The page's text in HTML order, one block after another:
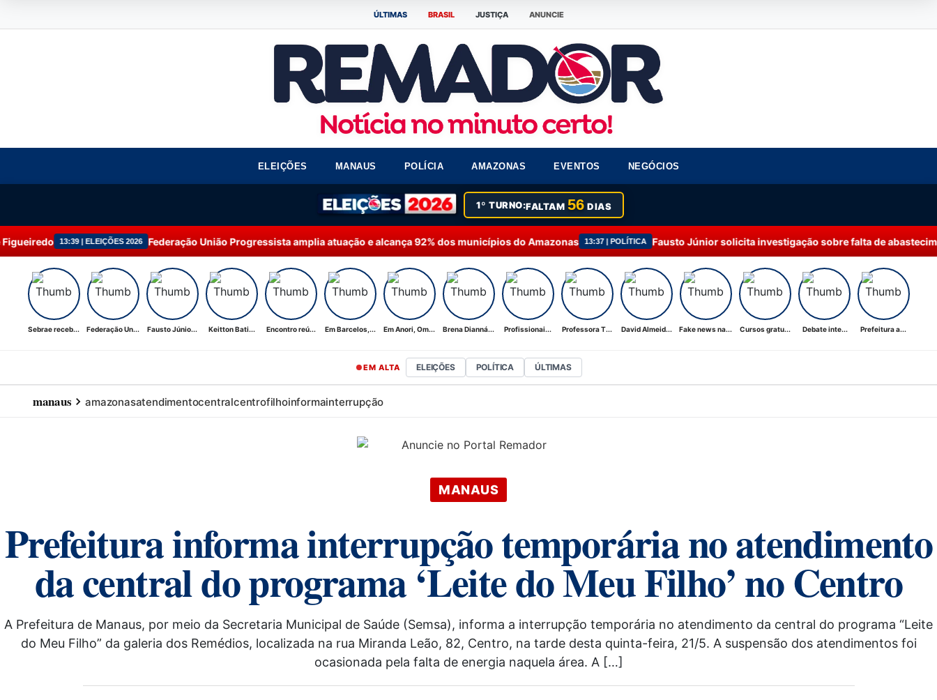
ÚLTIMAS BRASIL JUSTIÇA ANUNCIE
ELEIÇÕES MANAUS POLÍCIA AMAZONAS EVENTOS NEGÓCIOS
1º TURNO:FALTAM 56 DIAS
| ELEIÇÕES 2026 Federação União Progressista amplia atuação e alcança 92% dos municípios do Amazonas 13:37 | POLÍTICA Fausto Júnior solicita investigação sobre falta de abastecimento de água
Sebrae receb... Federação Un... Fausto Júnio... Keitton Bati... Encontro reú... Em Barcelos,... Em Anori, Om... Brena Dianná... Profissionai... Professora T... David Almeid... Fake news na... Cursos gratu... Debate inte... Prefeitura a...
EM ALTA ELEIÇÕES POLÍTICA ÚLTIMAS
manaus amazonasatendimentocentralcentrofilhoinformainterrupção
MANAUS
Prefeitura informa interrupção temporária no atendimento
da central do programa ‘Leite do Meu Filho’ no Centro
A Prefeitura de Manaus, por meio da Secretaria Municipal de Saúde (Semsa), informa a interrupção temporária no atendimento da central do programa “Leite
do Meu Filho” da galeria dos Remédios, localizada na rua Miranda Leão, 82, Centro, na tarde desta quinta-feira, 21/5. A suspensão dos atendimentos foi
ocasionada pela falta de energia naquela área. A […]